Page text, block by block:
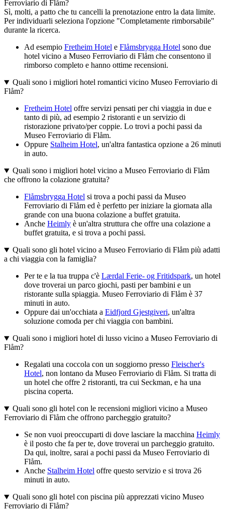
Ferroviario di Flåm?
Sì, molti, a patto che tu cancelli la prenotazione entro la data limite.
Per individuarli seleziona l'opzione "Completamente rimborsabile"
durante la ricerca.
Ad esempio Fretheim Hotel e Flåmsbrygga Hotel sono due
hotel vicino a Museo Ferroviario di Flåm che consentono il
rimborso completo e hanno ottime recensioni.
Quali sono i migliori hotel romantici vicino Museo Ferroviario di
Flåm?
Fretheim Hotel offre servizi pensati per chi viaggia in due e
tanto di più, ad esempio 2 ristoranti e un servizio di
ristorazione privato/per coppie. Lo trovi a pochi passi da
Museo Ferroviario di Flåm.
Oppure Stalheim Hotel, un'altra fantastica opzione a 26 minuti
in auto.
Quali sono i migliori hotel vicino a Museo Ferroviario di Flåm
che offrono la colazione gratuita?
Flåmsbrygga Hotel si trova a pochi passi da Museo
Ferroviario di Flåm ed è perfetto per iniziare la giornata alla
grande con una buona colazione a buffet gratuita.
Anche Heimly è un'altra struttura che offre una colazione a
buffet gratuita, e si trova a pochi passi.
Quali sono gli hotel vicino a Museo Ferroviario di Flåm più adatti
a chi viaggia con la famiglia?
Per te e la tua truppa c'è Lærdal Ferie- og Fritidspark, un hotel
dove troverai un parco giochi, pasti per bambini e un
ristorante sulla spiaggia. Museo Ferroviario di Flåm è 37
minuti in auto.
Oppure dai un'occhiata a Eidfjord Gjestgiveri, un'altra
soluzione comoda per chi viaggia con bambini.
Quali sono i migliori hotel di lusso vicino a Museo Ferroviario di
Flåm?
Regalati una coccola con un soggiorno presso Fleischer's
Hotel, non lontano da Museo Ferroviario di Flåm. Si tratta di
un hotel che offre 2 ristoranti, tra cui Seckman, e ha una
piscina coperta.
Quali sono gli hotel con le recensioni migliori vicino a Museo
Ferroviario di Flåm che offrono parcheggio gratuito?
Se non vuoi preoccuparti di dove lasciare la macchina Heimly
è il posto che fa per te, dove troverai un parcheggio gratuito.
Da qui, inoltre, sarai a pochi passi da Museo Ferroviario di
Flåm.
Anche Stalheim Hotel offre questo servizio e si trova 26
minuti in auto.
Quali sono gli hotel con piscina più apprezzati vicino Museo
Ferroviario di Flåm?